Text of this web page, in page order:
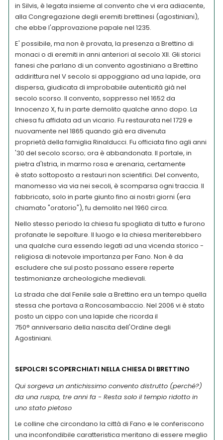
in Silvis, è legata insieme al convento che vi era adiacente,
alla Congregazione degli eremiti brettinesi (agostiniani),
che ebbe l'approvazione papale nel 1235.
E' possibile, ma non è provata, la presenza a Brettino di
monaci o di eremiti in anni anteriori al secolo XII. Gli storici
fanesi che parlano di un convento agostiniano a Brettino
addirittura nel V secolo si appoggiano ad una lapide, ora
dispersa, giudicata di improbabile autenticità già nel
secolo scorso. Il convento, soppresso nel 1652 da
Innocenzo X, fu in parte demolito qualche anno dopo. La
chiesa fu affidata ad un vicario. Fu restaurata nel 1729 e
nuovamente nel 1865 quando già era divenuta
proprietà della famiglia Rinalducci. Fu officiata fino agli anni
'30 del secolo scorso; ora è abbandonata. Il portale, in
pietra d'Istria, in marmo rosa e arenaria, certamente
è stato sottoposto a restauri non scientifici. Del convento,
manomesso via via nei secoli, è scomparsa ogni traccia. Il
fabbricato, solo in parte giunto fino ai nostri giorni (era
chiamato "oratorio"), fu demolito nel 1960 circa.
Nello stesso periodo la chiesa fu spogliata di tutto e furono
profanate le sepolture. Il luogo e la chiesa meriterebbero
una qualche cura essendo legati ad una vicenda storico -
religiosa di notevole importanza per Fano. Non è da
escludere che sul posto possano essere reperte
testimonianze archeologiche medievali.
La strada che dal Fenile sale a Brettino era un tempo quella
stessa che portava a Roncosambaccio. Nel 2006 vi è stato
posto un cippo con una lapide che ricorda il
750° anniversario della nascita dell'Ordine degli
Agostiniani.
SEPOLCRI SCOPERCHIATI NELLA CHIESA DI BRETTINO
Qui sorgeva un antichissimo convento distrutto (perché?)
da una ruspa, tre anni fa - Resta solo il tempio ridotto in
uno stato pietoso
Le colline che circondano la città di Fano e le conferiscono
una inconfondibile caratteristica meritano di essere meglio